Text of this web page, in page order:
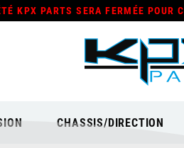
KPX PARTS SERA FERMÉE POUR
CHASSIS/DIRECTION